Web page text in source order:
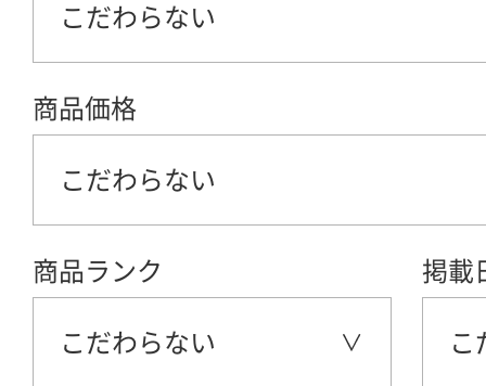
こだわらない
商品価格
こだわらない
商品ランク
こだわらない
掲載
こ